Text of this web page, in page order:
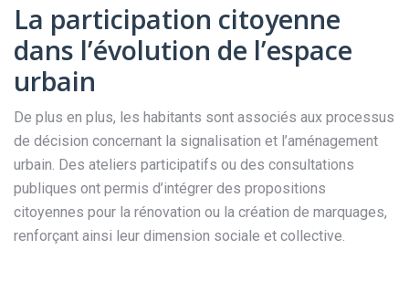
La participation citoyenne
dans l’évolution de l’espace
urbain
De plus en plus, les habitants sont associés aux processus
de décision concernant la signalisation et l’aménagement
urbain. Des ateliers participatifs ou des consultations
publiques ont permis d’intégrer des propositions
citoyennes pour la rénovation ou la création de marquages,
renforçant ainsi leur dimension sociale et collective.